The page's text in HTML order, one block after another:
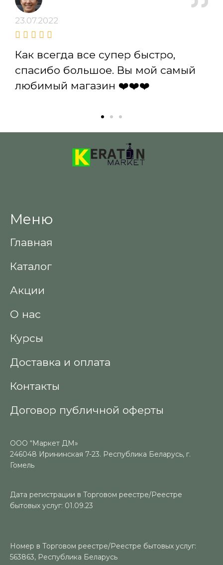
23.07.2022
Как всегда все супер быстро,
спасибо большое. Вы мой самый
любимый магазин ❤️❤️❤️
Меню
Главная
Каталог
Акции
О нас
Курсы
Доставка и оплата
Контакты
Договор публичной оферты
ООО “Маркет ДМ»
246048 Ирининская 7-23. Республика Беларусь, г.
Гомель
Дата регистрации в Торговом реестре/Реестре
бытовых услуг: 01.09.23
Номер в Торговом реестре/Реестре бытовых услуг:
563863, Республика Беларусь